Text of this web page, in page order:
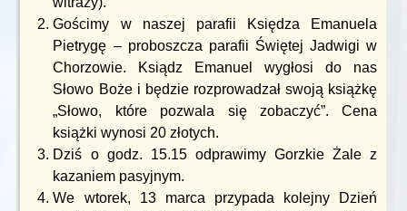
Gościmy w naszej parafii Księdza Emanuela
Pietrygę – proboszcza parafii Świętej Jadwigi w
Chorzowie. Ksiądz Emanuel wygłosi do nas
Słowo Boże i będzie rozprowadzał swoją książkę
„Słowo, które pozwala się zobaczyć”. Cena
książki wynosi 20 złotych.
Dziś o godz. 15.15 odprawimy Gorzkie Żale z
kazaniem pasyjnym.
We wtorek, 13 marca przypada kolejny Dzień